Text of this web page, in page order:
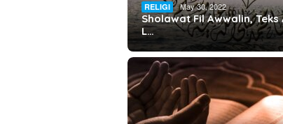
RELIGI May 30, 2022
Sholawat Fil Awwalin, Teks
L…